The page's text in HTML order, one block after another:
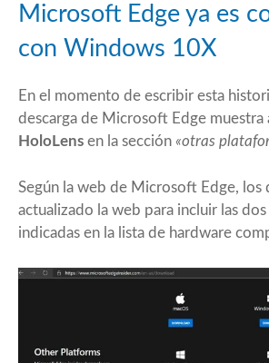
Microsoft Edge ya es
con Windows 10X
En el momento de escribir esta
descarga de Microsoft Edge muestra
HoloLens en la sección «otras
Según la web de Microsoft Edge, los
actualizado la web para incluir las
indicadas en la lista de hardware